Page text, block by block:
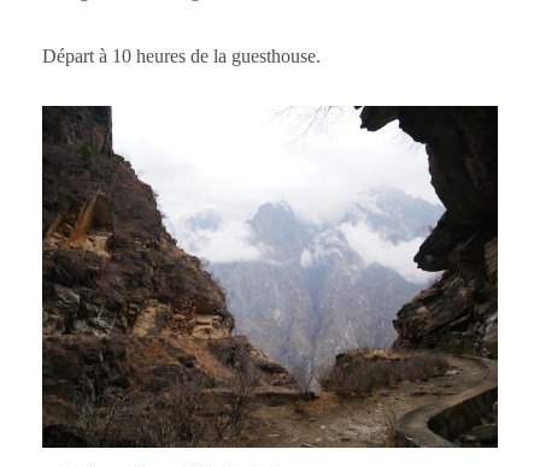
Départ à 10 heures de la guesthouse.